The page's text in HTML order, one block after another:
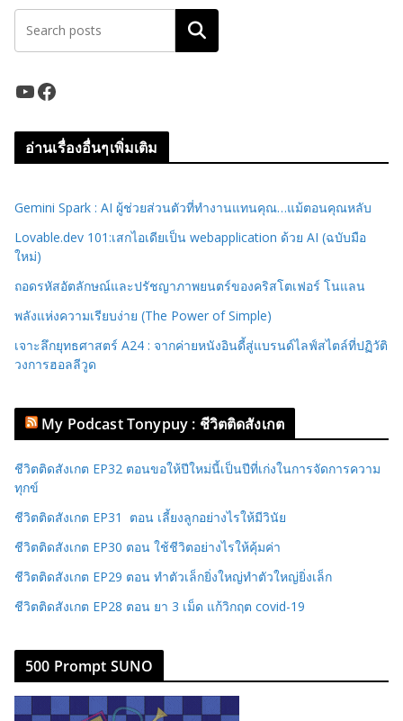
ค้นหา
YouTube Facebook
อ่านเรื่องอื่นๆเพิ่มเติม
Gemini Spark : AI ผู้ช่วยส่วนตัวที่ทำงานแทนคุณ…แม้ตอนคุณหลับ
Lovable.dev 101:เสกไอเดียเป็น webapplication ด้วย AI (ฉบับมือ
ใหม่)
ถอดรหัสอัตลักษณ์และปรัชญาภาพยนตร์ของคริสโตเฟอร์ โนแลน
พลังแห่งความเรียบง่าย (The Power of Simple)
เจาะลึกยุทธศาสตร์ A24 : จากค่ายหนังอินดี้สู่แบรนด์ไลฟ์สไตล์ที่ปฏิวัติ
วงการฮอลลีวูด
My Podcast Tonypuy : ชีวิตติดสังเกต
ชีวิตติดสังเกต EP32 ตอนขอให้ปีใหม่นี้เป็นปีที่เก่งในการจัดการความ
ทุกข์
ชีวิตติดสังเกต EP31 ตอน เลี้ยงลูกอย่างไรให้มีวินัย
ชีวิตติดสังเกต EP30 ตอน ใช้ชีวิตอย่างไรให้คุ้มค่า
ชีวิตติดสังเกต EP29 ตอน ทำตัวเล็กยิ่งใหญ่ทำตัวใหญ่ยิ่งเล็ก
ชีวิตติดสังเกต EP28 ตอน ยา 3 เม็ด แก้วิกฤต covid-19
500 Prompt SUNO